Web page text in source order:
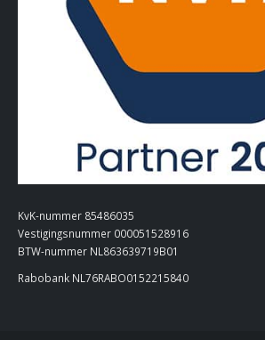
KvK-nummer 85486035
Vestigingsnummer 000051528916
BTW-nummer NL863639719B01
Rabobank NL76RABO0152215840